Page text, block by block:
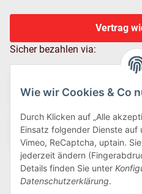
Wie wir Cookies & Co
Durch Klicken auf „Alle
Einsatz folgender Dienste auf
Vimeo, ReCaptcha, uptain.
jederzeit ändern
Details finden Sie unter
Datenschutzerklärung.
Vertrag
Sicher bezahlen via:
Wir versenden via: